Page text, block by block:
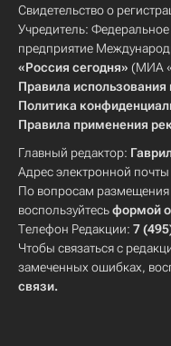
Свидетельство о
Учредитель: Федеральное
предприятие
«Россия сегодня» (МИА
Правила
Политика
Правила применения
Главный редактор:
Адрес электронной
По вопросам
воспользуйтесьформой
Телефон Редакции: 7
Чтобы связаться с
замеченных ошибках,
связи.